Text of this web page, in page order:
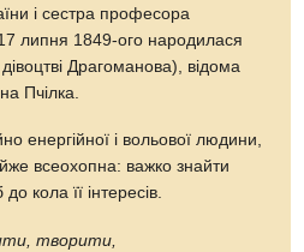
і сестра професора
липня 1849-ого народилася
Драгоманова), відома
Пчілка.
енергійної і вольової людини,
всеохопна: важко знайти
кола її інтересів.
творити,